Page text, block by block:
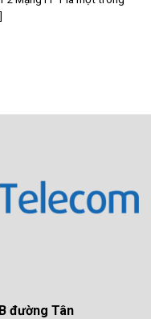
đường Tân